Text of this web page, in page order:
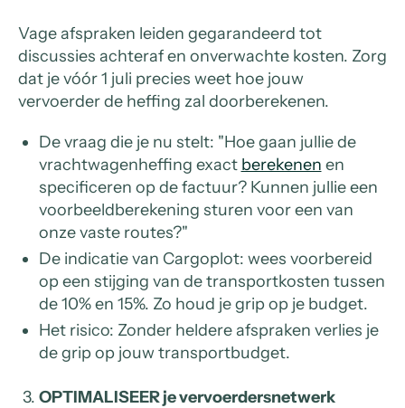
Vage afspraken leiden gegarandeerd tot
discussies achteraf en onverwachte kosten. Zorg
dat je vóór 1 juli precies weet hoe jouw
vervoerder de heffing zal doorberekenen.
De vraag die je nu stelt: "Hoe gaan jullie de
vrachtwagenheffing exact berekenen en
specificeren op de factuur? Kunnen jullie een
voorbeeldberekening sturen voor een van
onze vaste routes?"
De indicatie van Cargoplot: wees voorbereid
op een stijging van de transportkosten tussen
de 10% en 15%. Zo houd je grip op je budget.
Het risico: Zonder heldere afspraken verlies je
de grip op jouw transportbudget.
OPTIMALISEER je vervoerdersnetwerk